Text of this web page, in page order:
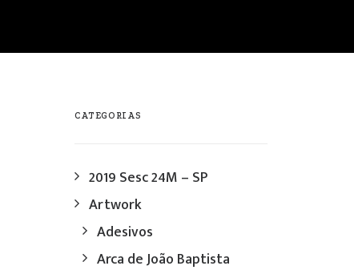
CATEGORIAS
2019 Sesc 24M – SP
Artwork
Adesivos
Arca de João Baptista